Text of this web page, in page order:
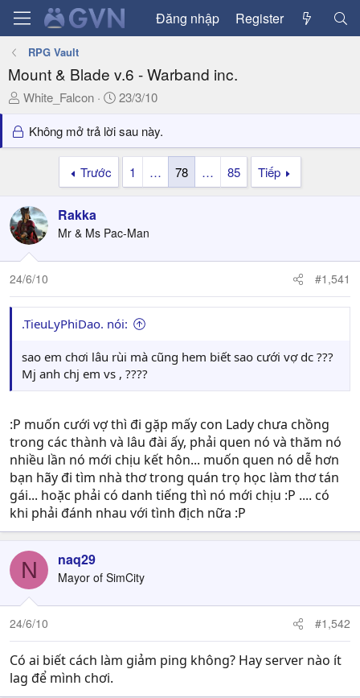
Đăng nhập Register
RPG Vault
Mount & Blade v.6 - Warband inc.
T
r
e
t
a
r
e
r
White_Falcon
N
à
y
23/3/10
Không mở trả lời sau này.
Trước 1 … 78 … 85 Tiếp
Rakka
Mr & Ms Pac-Man
24/6/10 #1,541
.TieuLyPhiDao. nói:
sao em chơi lâu rùi mà cũng hem biết sao cưới vợ dc ???
Mj anh chj em vs , ????
:P muốn cưới vợ thì đi gặp mấy con Lady chưa chồng
trong các thành và lâu đài ấy, phải quen nó và thăm nó
nhiều lần nó mới chịu kết hôn... muốn quen nó dễ hơn
bạn hãy đi tìm nhà thơ trong quán trọ học làm thơ tán
gái... hoặc phải có danh tiếng thì nó mới chịu :P .... có
khi phải đánh nhau với tình địch nữa :P
N naq29
Mayor of SimCity
24/6/10 #1,542
Có ai biết cách làm giảm ping không? Hay server nào ít
lag để mình chơi.